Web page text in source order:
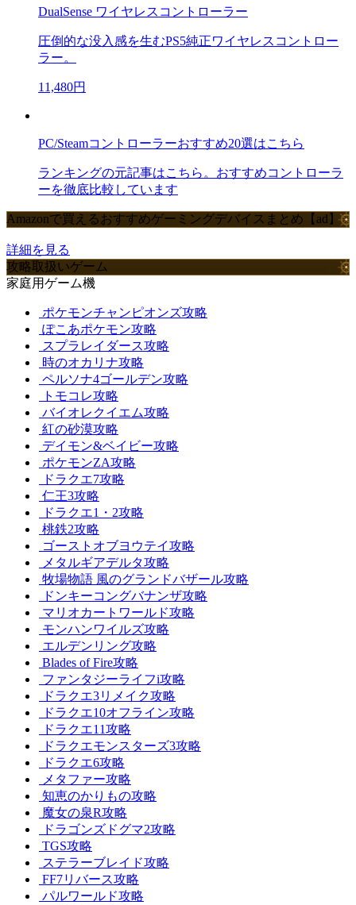
DualSense ワイヤレスコントローラー
圧倒的な没入感を生むPS5純正ワイヤレスコントロー
ラー。
11,480円
PC/Steamコントローラーおすすめ20選はこちら
ランキングの元記事はこちら。おすすめコントローラ
ーを徹底比較しています
Amazonで買えるおすすめゲーミングデバイスまとめ【ad】
詳細を見る
攻略取扱いゲーム
家庭用ゲーム機
ポケモンチャンピオンズ攻略
ぽこあポケモン攻略
スプラレイダース攻略
時のオカリナ攻略
ペルソナ4ゴールデン攻略
トモコレ攻略
バイオレクイエム攻略
紅の砂漠攻略
デイモン&ベイビー攻略
ポケモンZA攻略
ドラクエ7攻略
仁王3攻略
ドラクエ1・2攻略
桃鉄2攻略
ゴーストオブヨウテイ攻略
メタルギアデルタ攻略
牧場物語 風のグランドバザール攻略
ドンキーコングバナンザ攻略
マリオカートワールド攻略
モンハンワイルズ攻略
エルデンリング攻略
Blades of Fire攻略
ファンタジーライフi攻略
ドラクエ3リメイク攻略
ドラクエ10オフライン攻略
ドラクエ11攻略
ドラクエモンスターズ3攻略
ドラクエ6攻略
メタファー攻略
知恵のかりもの攻略
魔女の泉R攻略
ドラゴンズドグマ2攻略
TGS攻略
ステラーブレイド攻略
FF7リバース攻略
パルワールド攻略